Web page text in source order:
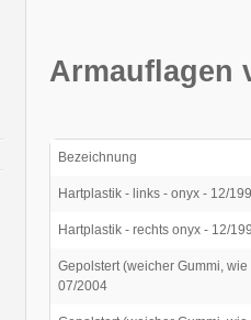
Armauflagen
Bezeichnung
Hartplastik - links - onyx - 12/
Hartplastik - rechts onyx - 12/
Gepolstert (weicher Gummi,
07/2004